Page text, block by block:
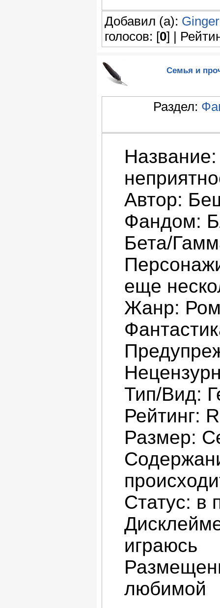
Добавил (а):
голосов: [0] |
Семья и
Раздел:
Автор:
Фандом:
Бета/
еще
Жанр:
Тип/Вид:
Рейтинг: R
Размер:
Статус: в
играюсь
любимой